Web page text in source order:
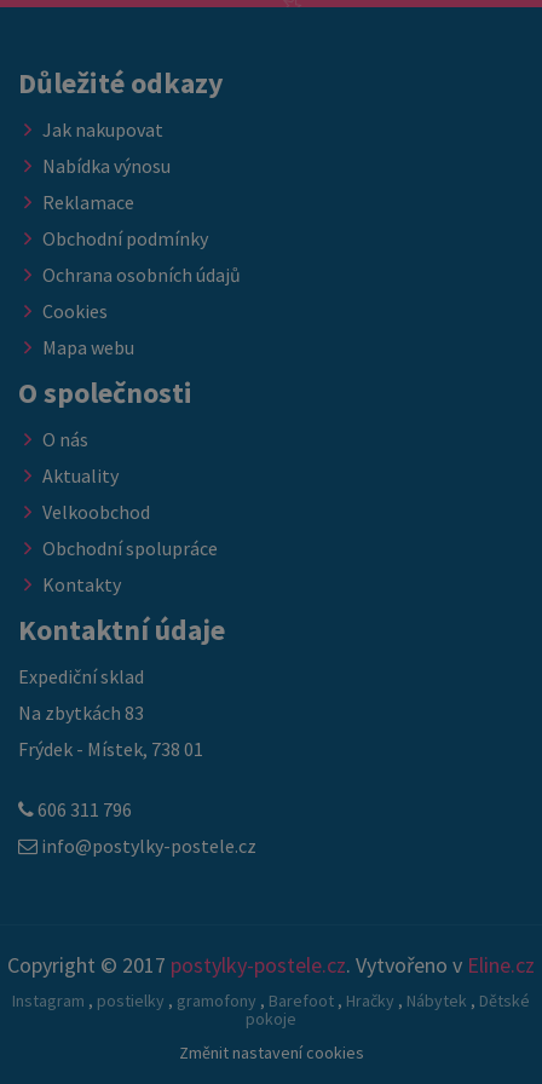
Důležité odkazy
Jak nakupovat
Nabídka výnosu
Reklamace
Obchodní podmínky
Ochrana osobních údajů
Cookies
Mapa webu
O společnosti
O nás
Aktuality
Velkoobchod
Obchodní spolupráce
Kontakty
Kontaktní údaje
Expediční sklad
Na zbytkách 83
Frýdek - Místek, 738 01
606 311 796
info@postylky-postele.cz
Copyright © 2017 postylky-postele.cz. Vytvořeno v Eline.cz
Instagram , postielky , gramofony , Barefoot , Hračky , Nábytek , Dětské
pokoje
Změnit nastavení cookies